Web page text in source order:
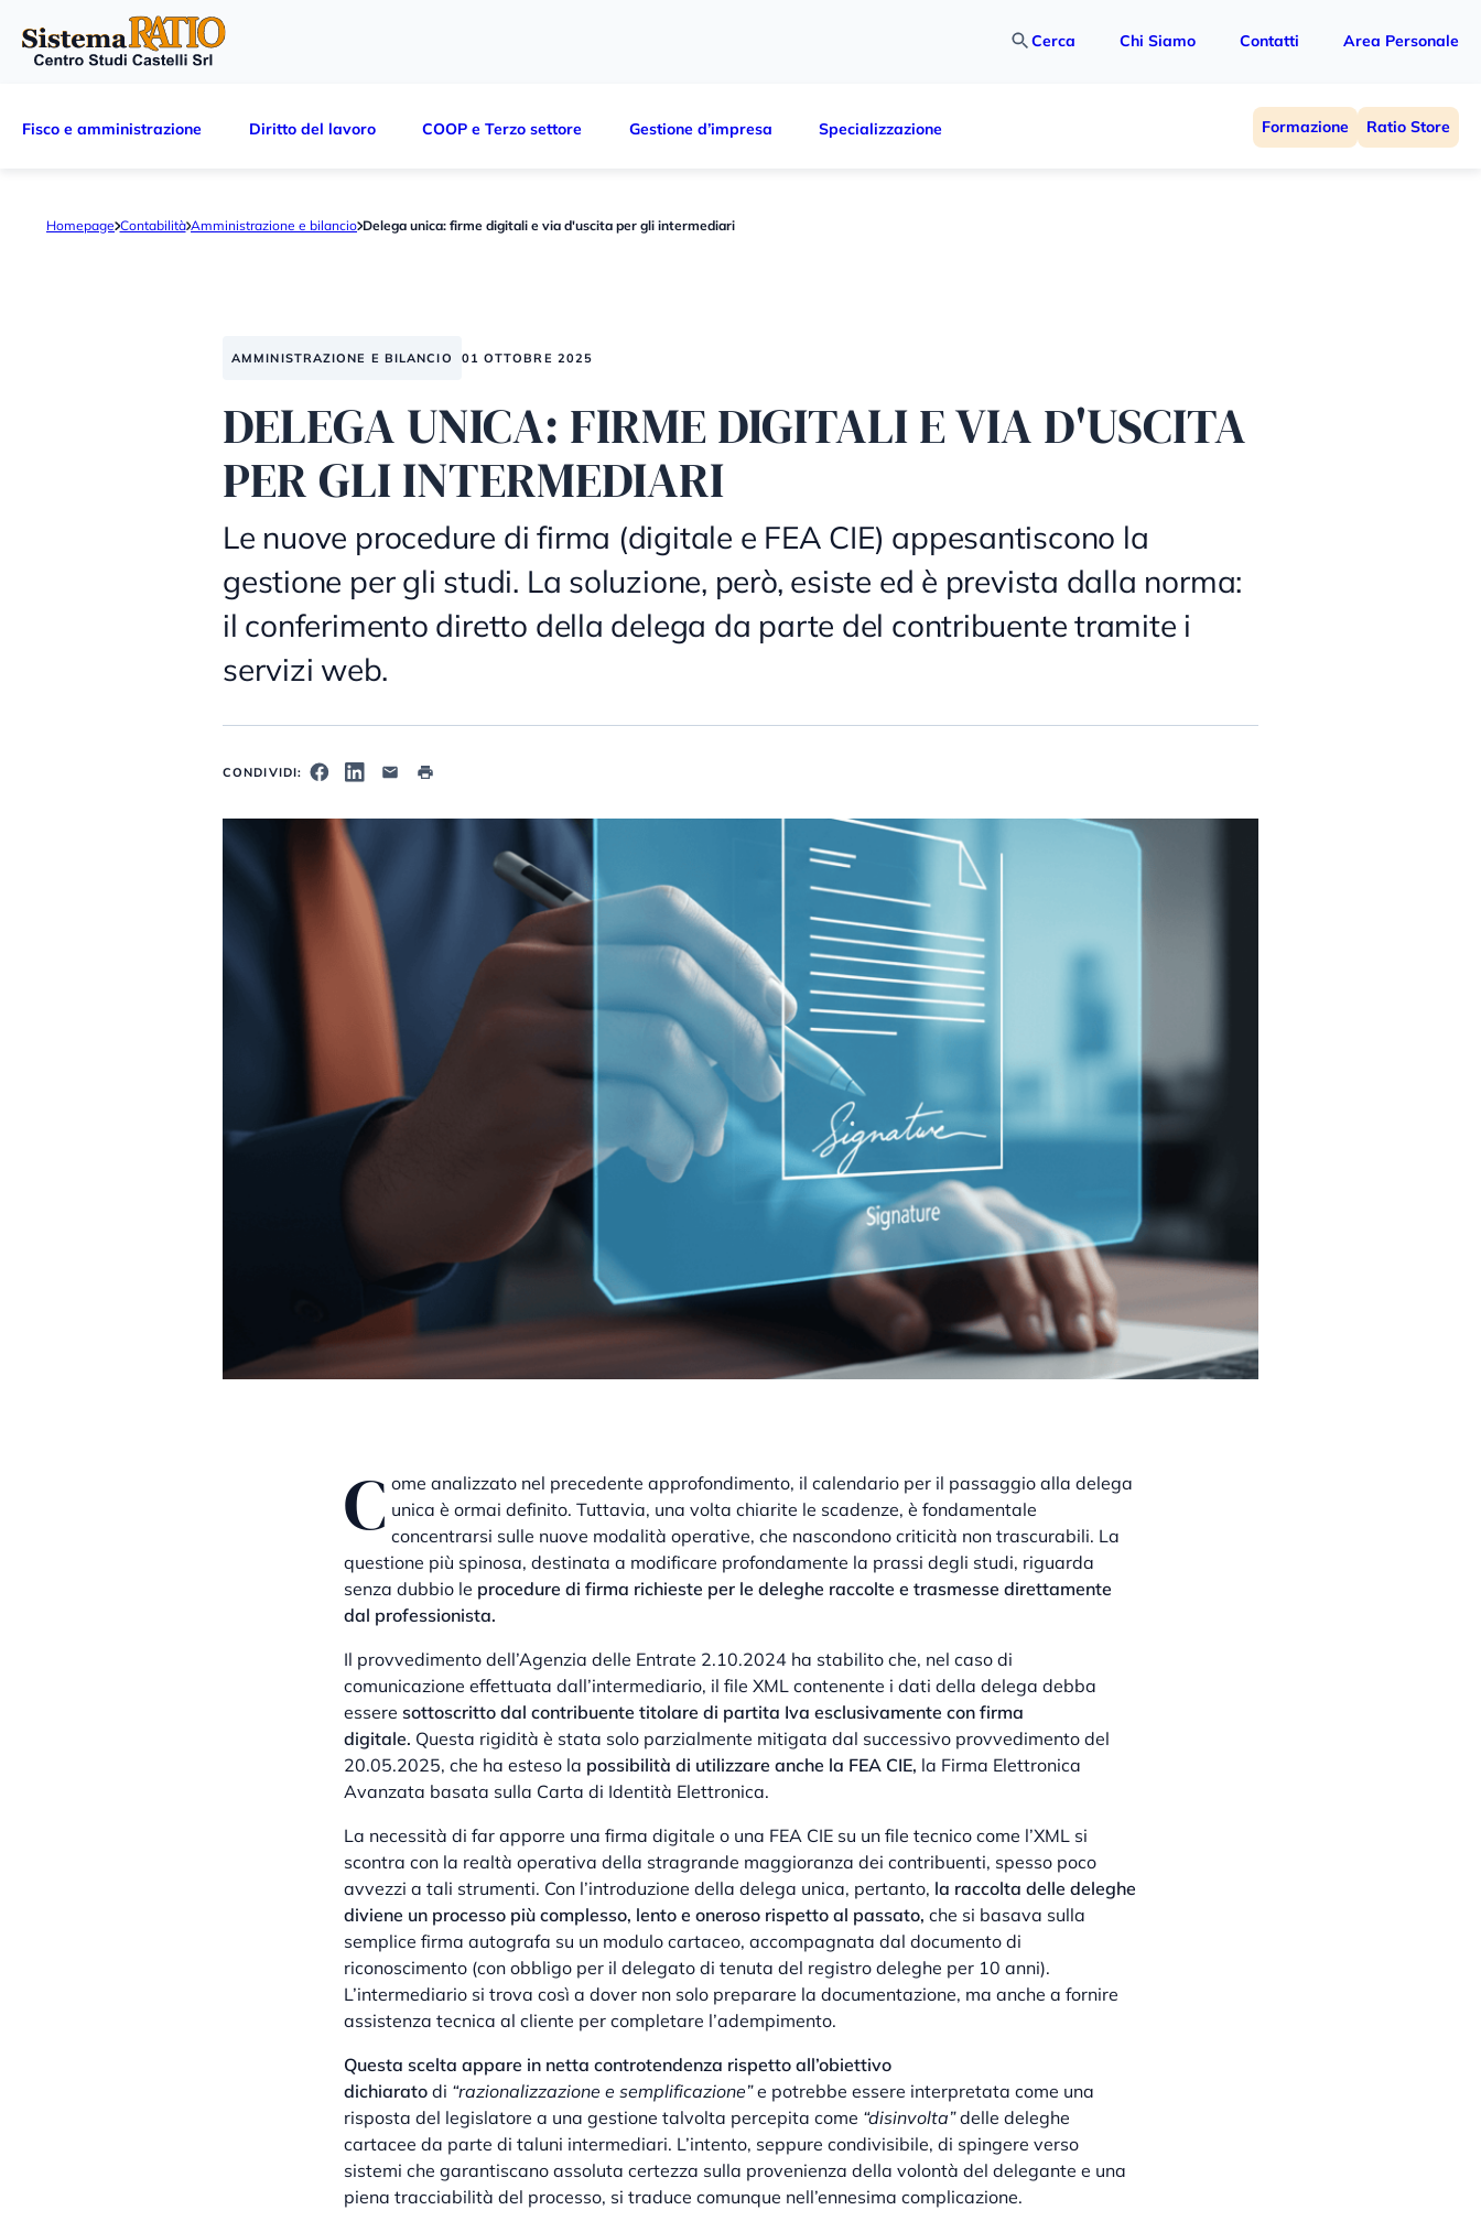
Cerca Chi Siamo Contatti Area Personale
Fisco e amministrazione Diritto del lavoro COOP e Terzo settore Gestione d’impresa Specializzazione Formazione Ratio Store
Homepage Contabilità Amministrazione e bilancio Delega unica: firme digitali e via d'uscita per gli intermediari
AMMINISTRAZIONE E BILANCIO 01 OTTOBRE 2025
DELEGA UNICA: FIRME DIGITALI E VIA D'USCITA
PER GLI INTERMEDIARI
Le nuove procedure di firma (digitale e FEA CIE) appesantiscono la
gestione per gli studi. La soluzione, però, esiste ed è prevista dalla norma:
il conferimento diretto della delega da parte del contribuente tramite i
servizi web.
CONDIVIDI:
C ome analizzato nel precedente approfondimento, il calendario per il passaggio alla delega
unica è ormai definito. Tuttavia, una volta chiarite le scadenze, è fondamentale
concentrarsi sulle nuove modalità operative, che nascondono criticità non trascurabili. La
questione più spinosa, destinata a modificare profondamente la prassi degli studi, riguarda
senza dubbio le procedure di firma richieste per le deleghe raccolte e trasmesse direttamente
dal professionista.
Il provvedimento dell’Agenzia delle Entrate 2.10.2024 ha stabilito che, nel caso di
comunicazione effettuata dall’intermediario, il file XML contenente i dati della delega debba
essere sottoscritto dal contribuente titolare di partita Iva esclusivamente con firma
digitale. Questa rigidità è stata solo parzialmente mitigata dal successivo provvedimento del
20.05.2025, che ha esteso la possibilità di utilizzare anche la FEA CIE, la Firma Elettronica
Avanzata basata sulla Carta di Identità Elettronica.
La necessità di far apporre una firma digitale o una FEA CIE su un file tecnico come l’XML si
scontra con la realtà operativa della stragrande maggioranza dei contribuenti, spesso poco
avvezzi a tali strumenti. Con l’introduzione della delega unica, pertanto, la raccolta delle deleghe
diviene un processo più complesso, lento e oneroso rispetto al passato, che si basava sulla
semplice firma autografa su un modulo cartaceo, accompagnata dal documento di
riconoscimento (con obbligo per il delegato di tenuta del registro deleghe per 10 anni).
L’intermediario si trova così a dover non solo preparare la documentazione, ma anche a fornire
assistenza tecnica al cliente per completare l’adempimento.
Questa scelta appare in netta controtendenza rispetto all’obiettivo
dichiarato di “razionalizzazione e semplificazione”e potrebbe essere interpretata come una
risposta del legislatore a una gestione talvolta percepita come “disinvolta”delle deleghe
cartacee da parte di taluni intermediari. L’intento, seppure condivisibile, di spingere verso
sistemi che garantiscano assoluta certezza sulla provenienza della volontà del delegante e una
piena tracciabilità del processo, si traduce comunque nell’ennesima complicazione.